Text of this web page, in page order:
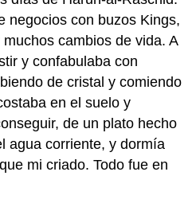
negocios con buzos Kings,
cambios de vida. A
y confabulaba con
de cristal y comiendo
en el suelo y
de un plato hecho
agua corriente, y dormía
mi criado. Todo fue en